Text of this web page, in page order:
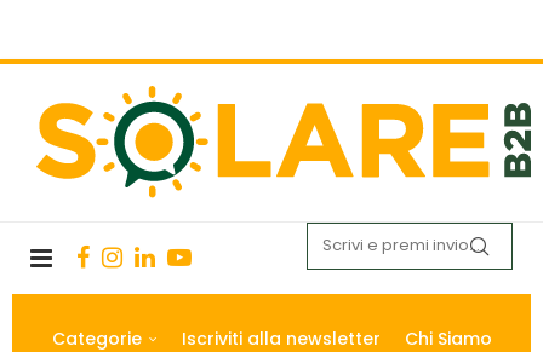
Categorie Iscriviti alla newsletter Chi Siamo